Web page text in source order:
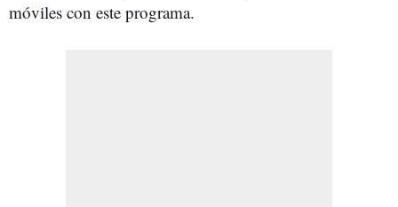
móviles con este programa.